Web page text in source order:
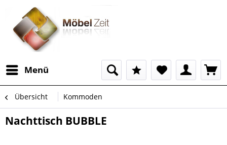
Menü
Übersicht Kommoden
Nachttisch BUBBLE